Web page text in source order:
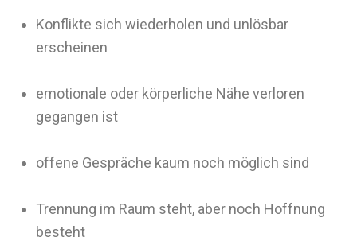
Konflikte sich wiederholen und unlösbar
erscheinen
emotionale oder körperliche Nähe verloren
gegangen ist
offene Gespräche kaum noch möglich sind
Trennung im Raum steht, aber noch Hoffnung
besteht